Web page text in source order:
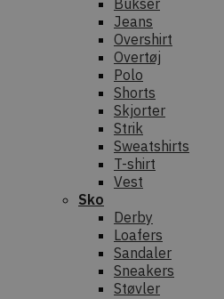
Bukser
Jeans
Overshirt
Overtøj
Polo
Shorts
Skjorter
Strik
Sweatshirts
T-shirt
Vest
Sko
Derby
Loafers
Sandaler
Sneakers
Støvler